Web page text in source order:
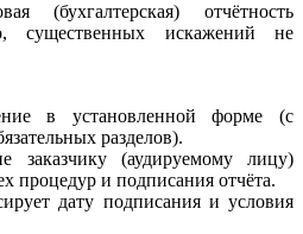
(бухгалтерская) отчётность
существенных искажений не
в установленной форме (с
разделов).
заказчику (аудируемому лицу)
процедур и подписания отчёта.
дату подписания и условия